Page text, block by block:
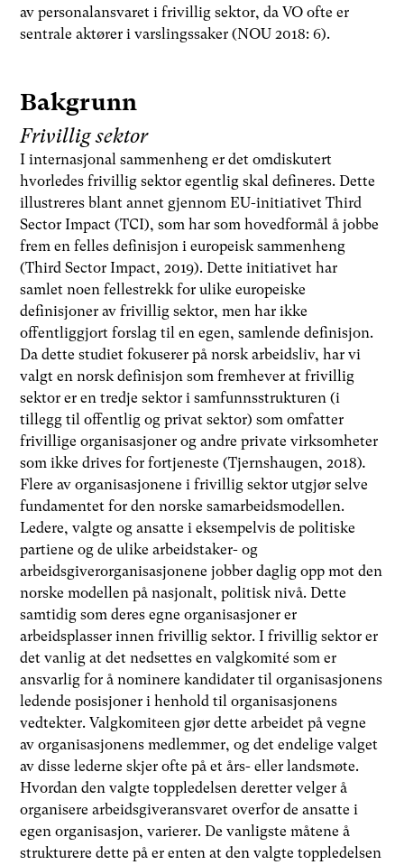
av personalansvaret i frivillig sektor, da VO ofte er
sentrale aktører i varslingssaker (NOU 2018: 6).
Bakgrunn
Frivillig sektor
I internasjonal sammenheng er det omdiskutert
hvorledes frivillig sektor egentlig skal defineres. Dette
illustreres blant annet gjennom EU-initiativet Third
Sector Impact (TCI), som har som hovedformål å jobbe
frem en felles definisjon i europeisk sammenheng
(Third Sector Impact, 2019). Dette initiativet har
samlet noen fellestrekk for ulike europeiske
definisjoner av frivillig sektor, men har ikke
offentliggjort forslag til en egen, samlende definisjon.
Da dette studiet fokuserer på norsk arbeidsliv, har vi
valgt en norsk definisjon som fremhever at frivillig
sektor er en tredje sektor i samfunnsstrukturen (i
tillegg til offentlig og privat sektor) som omfatter
frivillige organisasjoner og andre private virksomheter
som ikke drives for fortjeneste (Tjernshaugen, 2018).
Flere av organisasjonene i frivillig sektor utgjør selve
fundamentet for den norske samarbeidsmodellen.
Ledere, valgte og ansatte i eksempelvis de politiske
partiene og de ulike arbeidstaker- og
arbeidsgiverorganisasjonene jobber daglig opp mot den
norske modellen på nasjonalt, politisk nivå. Dette
samtidig som deres egne organisasjoner er
arbeidsplasser innen frivillig sektor. I frivillig sektor er
det vanlig at det nedsettes en valgkomité som er
ansvarlig for å nominere kandidater til organisasjonens
ledende posisjoner i henhold til organisasjonens
vedtekter. Valgkomiteen gjør dette arbeidet på vegne
av organisasjonens medlemmer, og det endelige valget
av disse lederne skjer ofte på et års- eller landsmøte.
Hvordan den valgte toppledelsen deretter velger å
organisere arbeidsgiveransvaret overfor de ansatte i
egen organisasjon, varierer. De vanligste måtene å
strukturere dette på er enten at den valgte toppledelsen